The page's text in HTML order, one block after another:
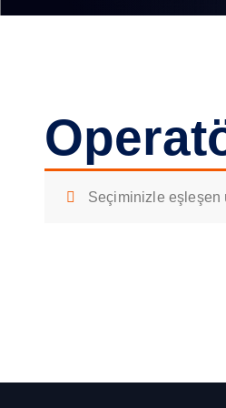
Seçiminizle eşleşen